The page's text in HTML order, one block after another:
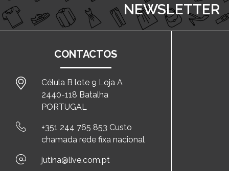
NEWSLETTER
CONTACTOS
Célula B lote 9 Loja A
2440-118 Batalha
PORTUGAL
+351 244 765 853 Custo
chamada rede fixa nacional
jutina@live.com.pt